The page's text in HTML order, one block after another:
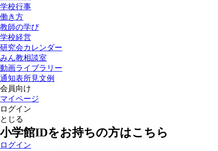
学校行事
働き方
教師の学び
学校経営
研究会カレンダー
みん教相談室
動画ライブラリー
通知表所見文例
会員向け
マイページ
ログイン
とじる
小学館IDをお持ちの方はこちら
ログイン